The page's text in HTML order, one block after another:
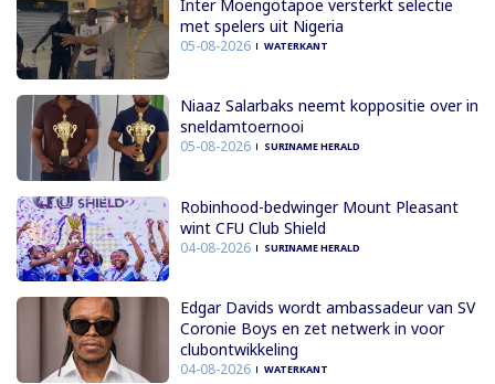
Inter Moengotapoe versterkt selectie
met spelers uit Nigeria
05-08-2026 WATERKANT
Niaaz Salarbaks neemt koppositie over in
sneldamtoernooi
05-08-2026 SURINAME HERALD
Robinhood-bedwinger Mount Pleasant
wint CFU Club Shield
04-08-2026 SURINAME HERALD
Edgar Davids wordt ambassadeur van SV
Coronie Boys en zet netwerk in voor
clubontwikkeling
04-08-2026 WATERKANT